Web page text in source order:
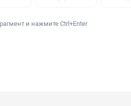
и нажмите Ctrl+Enter